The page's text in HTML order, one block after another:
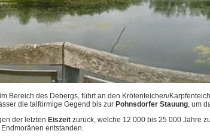
Bereich des Debergs, führt an den Krötenteichen/
die talförmige Gegend bis zur Pohnsdorfer Stauung, um
der letzten Eiszeitzurück, welche 12 000 bis 25 000 Jahre
entstanden.